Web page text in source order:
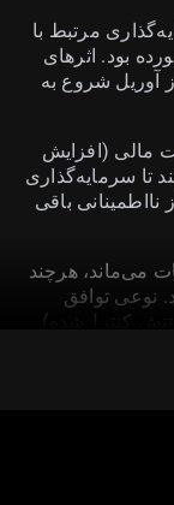
مرتبط با
بود. اثرهای
آوریل شروع به
مالی (افزایش
تا سرمایه‌گذاری
نااطمینانی باقی
می‌ماند، هرچند
نوعی توافق
کنترل‌شده)
خرده‌فروشی و
بود. این